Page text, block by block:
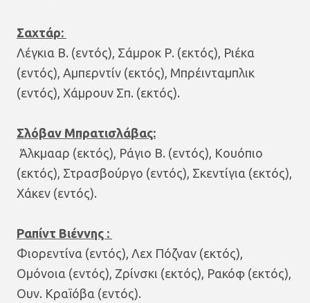
Σαχτάρ:
Λέγκια Β. (εντός), Σάμροκ Ρ. (εκτός), Ριέκα
(εντός), Αμπερντίν (εκτός), Μπρέινταμπλικ
(εντός), Χάμρουν Σπ. (εκτός).
Σλόβαν Μπρατισλάβας:
Άλκμααρ (εκτός), Ράγιο Β. (εντός), Κουόπιο
(εκτός), Στρασβούργο (εντός), Σκεντίγια (εκτός),
Χάκεν (εντός).
Ραπίντ Βιέννης :
Φιορεντίνα (εντός), Λεχ Πόζναν (εκτός),
Ομόνοια (εντός), Ζρίνσκι (εκτός), Ρακόφ (εκτός),
Ουν. Κραϊόβα (εντός).